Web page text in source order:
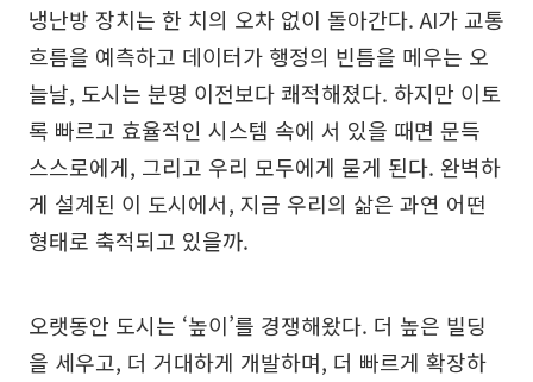
냉난방 장치는 한 치의 오차 없이 돌아간다. AI가 교통
흐름을 예측하고 데이터가 행정의 빈틈을 메우는 오
늘날, 도시는 분명 이전보다 쾌적해졌다. 하지만 이토
록 빠르고 효율적인 시스템 속에 서 있을 때면 문득
스스로에게, 그리고 우리 모두에게 묻게 된다. 완벽하
게 설계된 이 도시에서, 지금 우리의 삶은 과연 어떤
형태로 축적되고 있을까.
오랫동안 도시는 ‘높이’를 경쟁해왔다. 더 높은 빌딩
을 세우고, 더 거대하게 개발하며, 더 빠르게 확장하